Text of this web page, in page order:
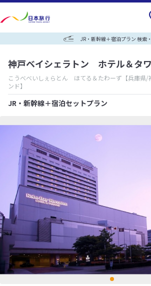
JR・新幹線＋宿泊プラン 検索
神戸ベイシェラトン ホテル＆タ
こうべべいしぇらとん ほてる＆たわーず 【兵庫県
ンド】
JR・新幹線＋宿泊セットプラン